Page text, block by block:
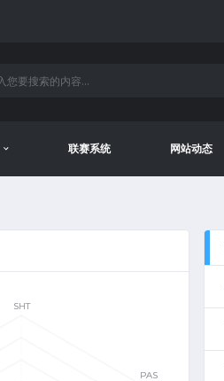
联赛系统 网站动态